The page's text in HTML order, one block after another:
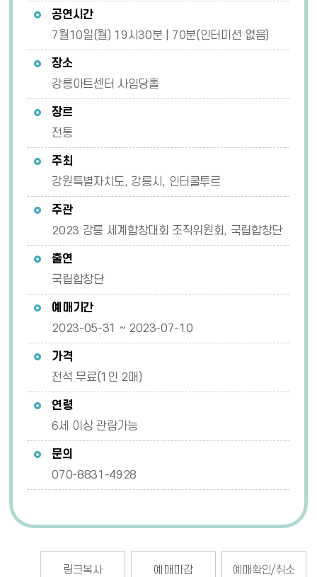
공연시간
7월10일(월) 19시30분 | 70분(인터미션 없음)
장소
강릉아트센터 사임당홀
장르
전통
주최
강원특별자치도, 강릉시, 인터쿨투르
주관
2023 강릉 세계합창대회 조직위원회, 국립합창단
출연
국립합창단
예매기간
2023-05-31 ~ 2023-07-10
가격
전석 무료(1인 2매)
연령
6세 이상 관람가능
문의
070-8831-4928
링크복사 예매마감 예매확인/취소